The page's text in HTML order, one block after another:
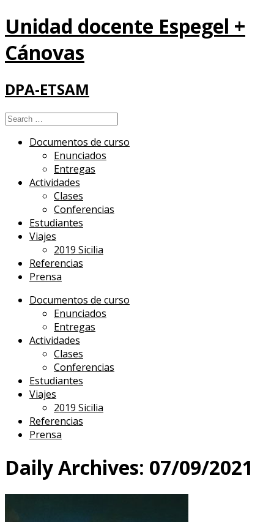
Unidad docente Espegel +
Cánovas
DPA-ETSAM
Search
Documentos de curso
Enunciados
Entregas
Actividades
Clases
Conferencias
Estudiantes
Viajes
2019 Sicilia
Referencias
Prensa
Documentos de curso
Enunciados
Entregas
Actividades
Clases
Conferencias
Estudiantes
Viajes
2019 Sicilia
Referencias
Prensa
Daily Archives: 07/09/2021